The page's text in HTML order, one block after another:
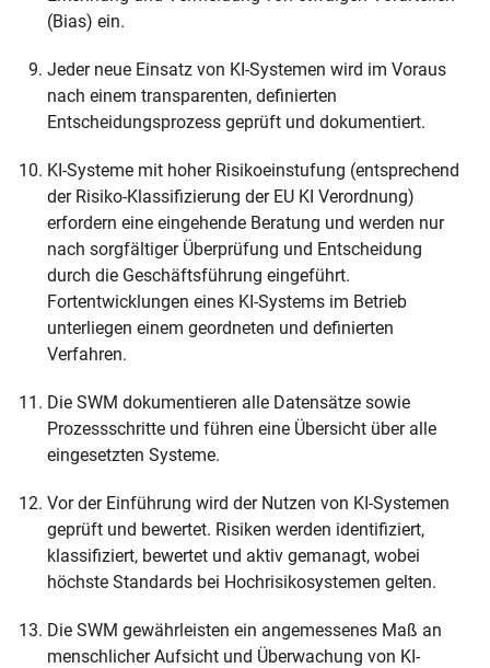
(Bias) ein.
Jeder neue Einsatz von KI-Systemen wird im Voraus
nach einem transparenten, definierten
Entscheidungsprozess geprüft und dokumentiert.
KI-Systeme mit hoher Risikoeinstufung (entsprechend
der Risiko-Klassifizierung der EU KI Verordnung)
erfordern eine eingehende Beratung und werden nur
nach sorgfältiger Überprüfung und Entscheidung
durch die Geschäftsführung eingeführt.
Fortentwicklungen eines KI-Systems im Betrieb
unterliegen einem geordneten und definierten
Verfahren.
Die SWM dokumentieren alle Datensätze sowie
Prozessschritte und führen eine Übersicht über alle
eingesetzten Systeme.
Vor der Einführung wird der Nutzen von KI-Systemen
geprüft und bewertet. Risiken werden identifiziert,
klassifiziert, bewertet und aktiv gemanagt, wobei
höchste Standards bei Hochrisikosystemen gelten.
Die SWM gewährleisten ein angemessenes Maß an
menschlicher Aufsicht und Überwachung von KI-